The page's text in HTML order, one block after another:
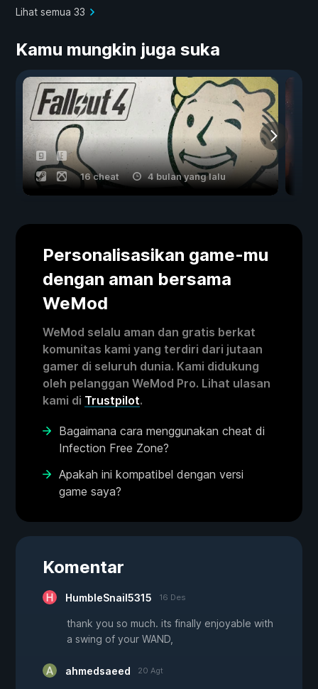
Lihat semua 33
Kamu mungkin juga suka
16 cheat 4 bulan yang lalu
Personalisasikan game-mu
dengan aman bersama
WeMod
WeMod selalu aman dan gratis berkat
komunitas kami yang terdiri dari jutaan
gamer di seluruh dunia. Kami didukung
oleh pelanggan WeMod Pro. Lihat ulasan
kami di Trustpilot.
Bagaimana cara menggunakan cheat di
Infection Free Zone?
Apakah ini kompatibel dengan versi
game saya?
Komentar
HumbleSnail5315 16 Des
thank you so much. its finally enjoyable with
a swing of your WAND,
ahmedsaeed 20 Agt